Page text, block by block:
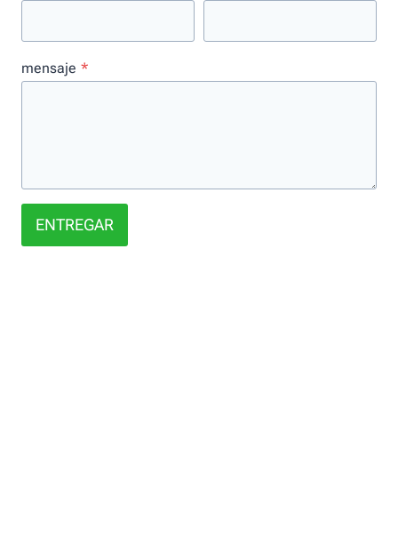
mensaje *
ENTREGAR